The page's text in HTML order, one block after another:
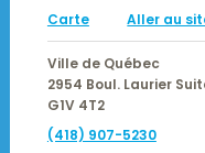
Carte
Aller au
Ville de Québec
2954 Boul. Laurier
G1V 4T2
(418) 907-5230